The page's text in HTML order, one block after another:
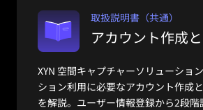
取扱説明書（共通）
アカウント作成
XYN 空間キャプチャーソリューショ
ション利用に必要なアカウント作成
を解説。ユーザー情報登録から2段